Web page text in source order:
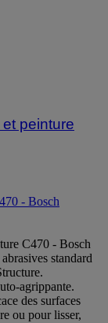
peinture
- Bosch
C470 - Bosch
standard
agrippante.
des surfaces
ou pour lisser,